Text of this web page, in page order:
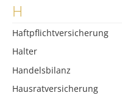
H
Haftpflichtversicherung
Halter
Handelsbilanz
Hausratversicherung